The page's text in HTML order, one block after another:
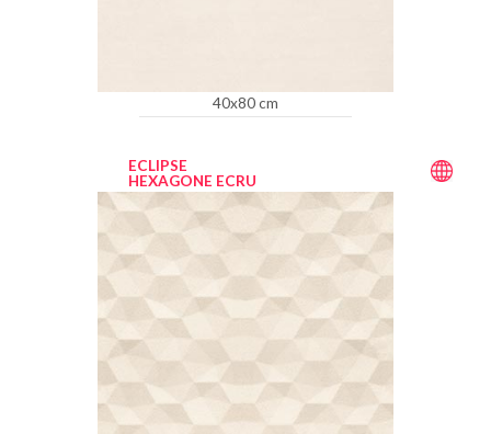
40x80 cm
ECLIPSE
HEXAGONE ECRU